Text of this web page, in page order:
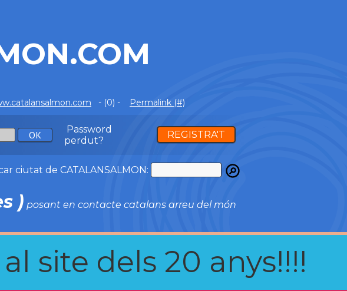
- (0) - Permalink (#)
Password
perdut?
REGISTRA'T
ciutat de CATALANSALMON:
) posant en contacte catalans arreu del món
site dels 20 anys!!!!